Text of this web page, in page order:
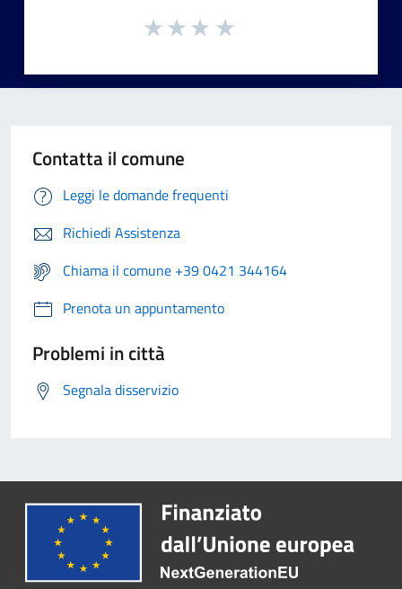
Contatta il comune
Leggi le domande frequenti
Richiedi Assistenza
Chiama il comune +39 0421 344164
Prenota un appuntamento
Problemi in città
Segnala disservizio